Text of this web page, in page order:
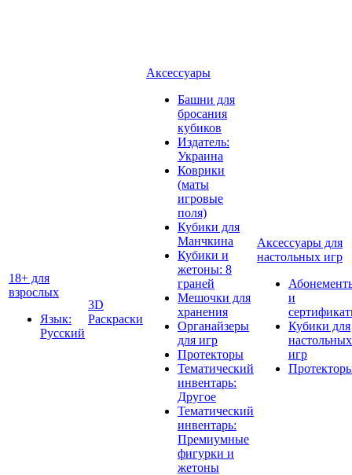
18+ для
взрослых
Язык:
Русский
3D
Раскраски
Аксессуары
Башни для
бросания
кубиков
Издатель:
Украина
Коврики
(маты
игровые
поля)
Кубики для
Манчкина
Кубики и
жетоны: 8
граней
Мешочки для
хранения
Органайзеры
для игр
Протекторы
Тематический
инвентарь:
Другое
Тематический
инвентарь:
Премиумные
фигурки и
жетоны
Аксессуары для
настольных игр
и
Кубики для
настольных
игр